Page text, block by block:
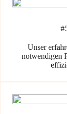
Unser
notwendigen